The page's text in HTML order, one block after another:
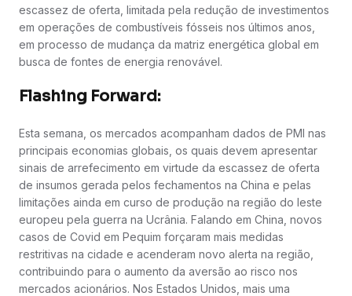
escassez de oferta, limitada pela redução de investimentos
em operações de combustíveis fósseis nos últimos anos,
em processo de mudança da matriz energética global em
busca de fontes de energia renovável.
Flashing Forward:
Esta semana, os mercados acompanham dados de PMI nas
principais economias globais, os quais devem apresentar
sinais de arrefecimento em virtude da escassez de oferta
de insumos gerada pelos fechamentos na China e pelas
limitações ainda em curso de produção na região do leste
europeu pela guerra na Ucrânia. Falando em China, novos
casos de Covid em Pequim forçaram mais medidas
restritivas na cidade e acenderam novo alerta na região,
contribuindo para o aumento da aversão ao risco nos
mercados acionários. Nos Estados Unidos, mais uma